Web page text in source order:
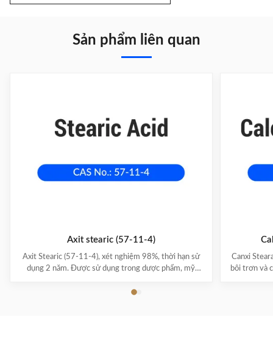
Sản phẩm liên quan
Axit stearic (57-11-4)
Axit Stearic (57-11-4), xét nghiệm 98%, thời hạn sử
dụng 2 năm. Được sử dụng trong dược phẩm, mỹ
25kg/thùng đóng gói.
Canxi
bôi trơn và